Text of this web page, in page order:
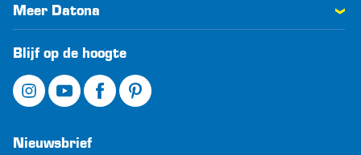
Meer Datona
Blijf op de hoogte
Nieuwsbrief